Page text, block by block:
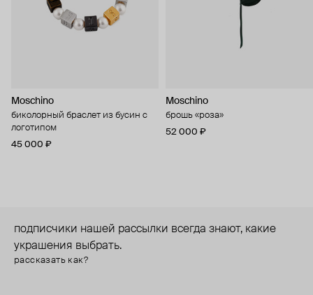
Moschino
биколорный браслет из бусин с
логотипом
45 000 ₽
Moschino
брошь «роза»
52 000 ₽
подписчики нашей рассылки всегда знают, какие
украшения выбрать.
рассказать как?